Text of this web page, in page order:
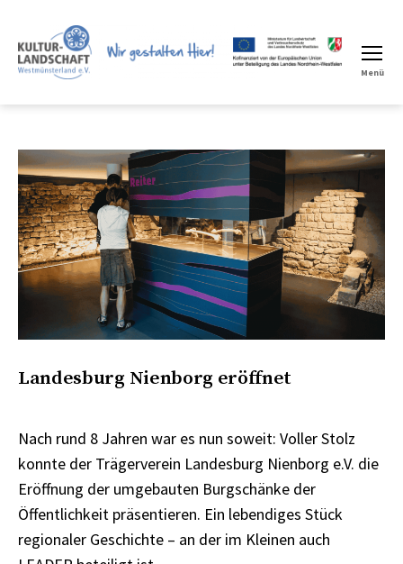
LEADER
Menü
Landesburg Nienborg eröffnet
Nach rund 8 Jahren war es nun soweit: Voller Stolz
konnte der Trägerverein Landesburg Nienborg e.V. die
Eröffnung der umgebauten Burgschänke der
Öffentlichkeit präsentieren. Ein lebendiges Stück
regionaler Geschichte – an der im Kleinen auch